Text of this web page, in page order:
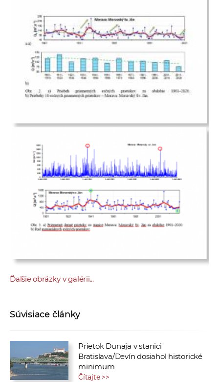
Ďalšie obrázky v galérii...
Súvisiace články
Prietok Dunaja v stanici
Bratislava/Devín dosiahol historické
minimum
Čítajte >>